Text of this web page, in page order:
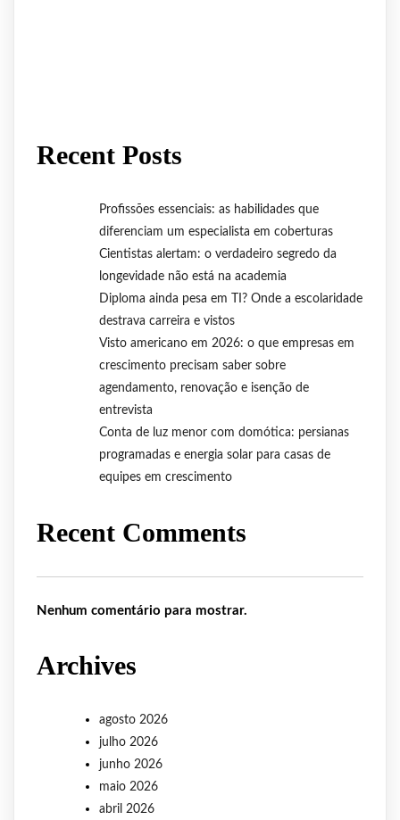
Recent Posts
Profissões essenciais: as habilidades que
diferenciam um especialista em coberturas
Cientistas alertam: o verdadeiro segredo da
longevidade não está na academia
Diploma ainda pesa em TI? Onde a escolaridade
destrava carreira e vistos
Visto americano em 2026: o que empresas em
crescimento precisam saber sobre
agendamento, renovação e isenção de
entrevista
Conta de luz menor com domótica: persianas
programadas e energia solar para casas de
equipes em crescimento
Recent Comments
Nenhum comentário para mostrar.
Archives
agosto 2026
julho 2026
junho 2026
maio 2026
abril 2026